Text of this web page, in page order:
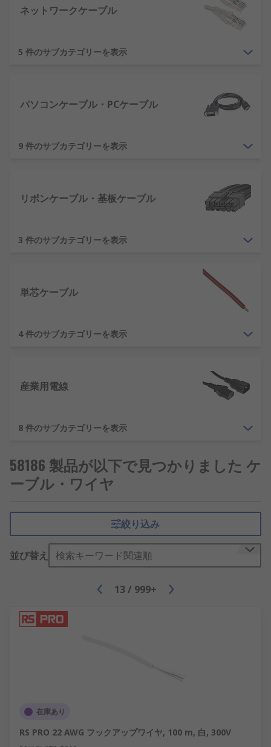
使用されています。 一般的にはテレビ、洗濯機、
PC、スマートフォン、タブレット、ITデバイスなど
幅広い用途にケーブルとワイヤを提供しています。
ネットワークケーブル
5 件のサブカテゴリーを表示
パソコンケーブル・PCケーブル
9 件のサブカテゴリーを表示
リボンケーブル・基板ケーブル
3 件のサブカテゴリーを表示
単芯ケーブル
4 件のサブカテゴリーを表示
産業用電線
8 件のサブカテゴリーを表示
58186 製品が以下で見つかりました ケ
ーブル・ワイヤ
絞り込み
並び替え 検索キーワード関連順
13 / 999+
在庫あり
RS PRO 22 AWG フックアップワイヤ, 100 m, 白, 300V